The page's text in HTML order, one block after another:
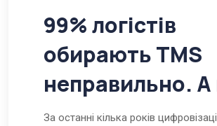
99% логістів
обирають TMS
неправильно. А
За останні кілька років